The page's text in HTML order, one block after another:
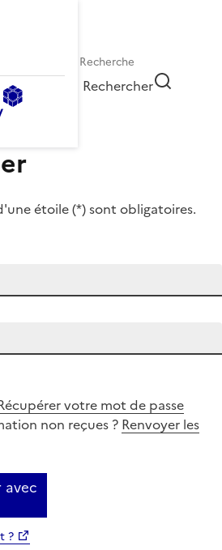
Rechercher
étoile (*) sont obligatoires.
votre mot de passe
non reçues ? Renvoyer les
avec
?